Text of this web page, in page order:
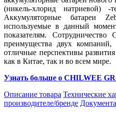
(никель-хлорид натриевой) -
Аккумуляторные батареи
используемые в данный
показателям.
преимущества двух компаний,
отличные перспективы
как в Китае, так и во всем мире.
Узнать больше о CHILWEE
Описание товара Технические
производителе/бренде